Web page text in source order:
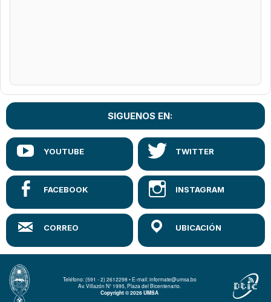
SIGUENOS EN:
Teléfono: (591 - 2) 2612298 • E-mail: informate@umsa.bo
Av. Villazón N° 1995, Plaza del Bicentenario.
Copyright © 2026 UMSA